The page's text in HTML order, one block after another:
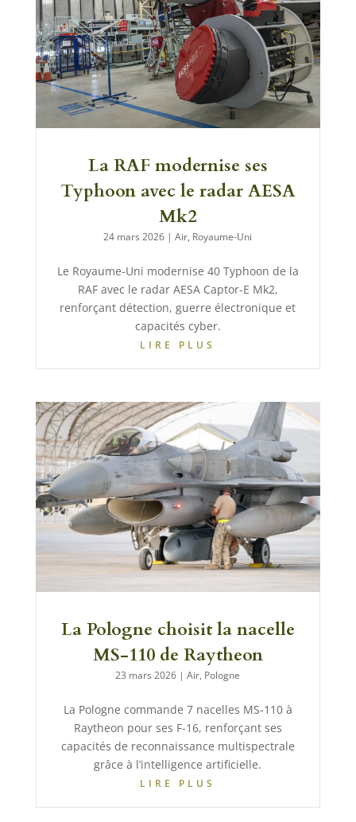
La RAF modernise ses
Typhoon avec le radar AESA
Mk2
24 mars 2026 |Air, Royaume-Uni
Le Royaume-Uni modernise 40 Typhoon de la
RAF avec le radar AESA Captor-E Mk2,
renforçant détection, guerre électronique et
capacités cyber.
LIRE PLUS
La Pologne choisit la nacelle
MS-110 de Raytheon
23 mars 2026 |Air, Pologne
La Pologne commande 7 nacelles MS-110 à
Raytheon pour ses F-16, renforçant ses
capacités de reconnaissance multispectrale
grâce à l’intelligence artificielle.
LIRE PLUS